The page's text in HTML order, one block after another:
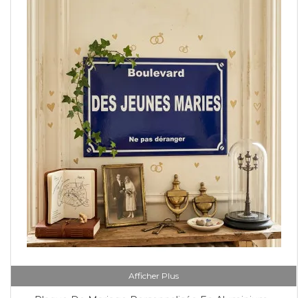
Afficher Plus